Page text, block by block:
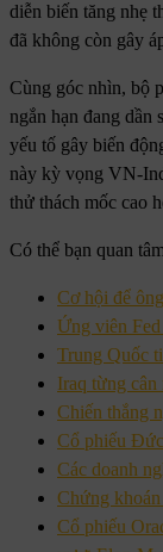
diễn biến tăng nhẹ
đã không còn gây
Cùng góc nhìn, bộ
ngắn hạn đang
yếu tố gây biến
này kỳ vọng VN-
thử thách mốc cao
Có thể bạn quan tâm
Cơ hội để
Ứng viên
Trung Quốc
Iraq từng
Chiến thắng
Cổ phiếu
Các doanh
Chứng
Cổ phiếu